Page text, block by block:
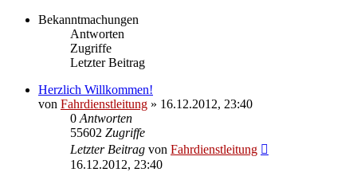
Bekanntmachungen
Antworten
Zugriffe
Letzter Beitrag
Herzlich Willkommen!
von Fahrdienstleitung » 16.12.2012, 23:40
0 Antworten
55602 Zugriffe
Letzter Beitrag von Fahrdienstleitung
16.12.2012, 23:40